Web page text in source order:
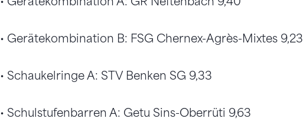
• Gerätekombination B: FSG Chernex-Agrès-Mixtes 9,23
• Schaukelringe A: STV Benken SG 9,33
• Schulstufenbarren A: Getu Sins-Oberrüti 9,63